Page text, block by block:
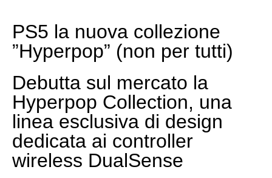
PS5 la nuova collezione
”Hyperpop” (non per tutti)
Debutta sul mercato la
Hyperpop Collection, una
linea esclusiva di design
dedicata ai controller
wireless DualSense